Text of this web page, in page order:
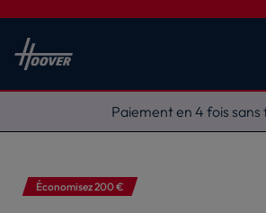
Livraison gratuite
Économisez 200 €